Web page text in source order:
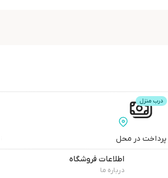
پرداخت در محل
اطلاعات فروشگاه
درباره ما